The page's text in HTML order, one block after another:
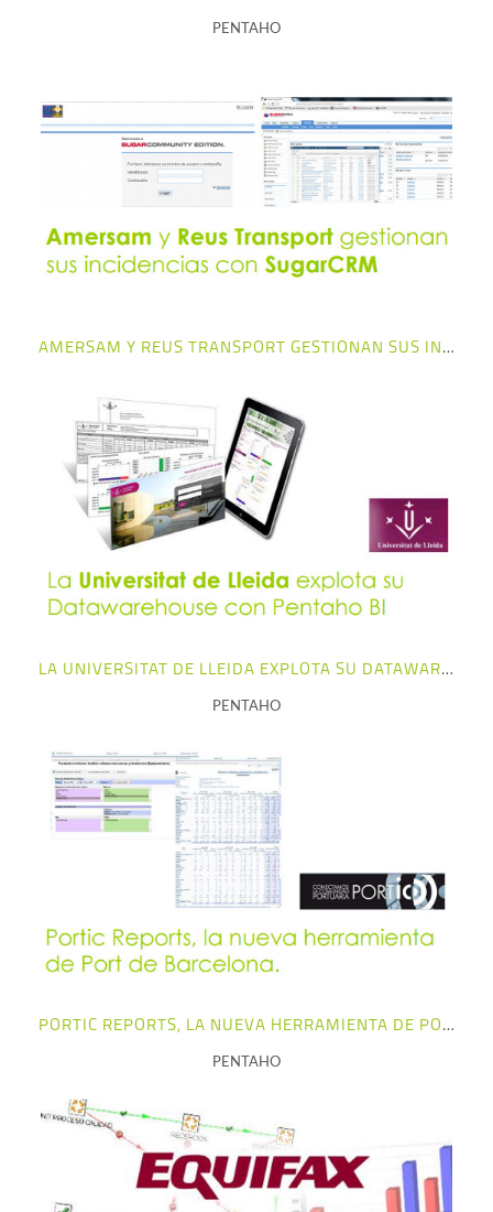
PENTAHO
+ info
AMERSAM Y REUS TRANSPORT GESTIONAN SUS INCIDENCIAS CON SUGARCRM
+ info
LA UNIVERSITAT DE LLEIDA EXPLOTA SU DATAWAREHOUSE CON PENTAHO BI
PENTAHO
+ info
PORTIC REPORTS, LA NUEVA HERRAMIENTA DE PORT DE BARCELONA
PENTAHO